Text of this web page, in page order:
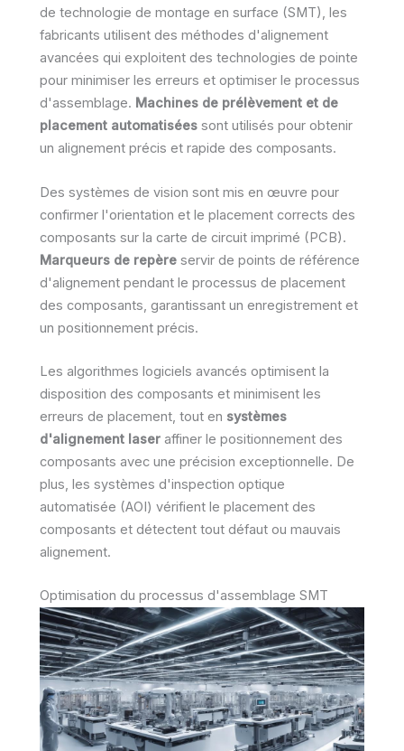
de technologie de montage en surface (SMT), les
fabricants utilisent des méthodes d'alignement
avancées qui exploitent des technologies de pointe
pour minimiser les erreurs et optimiser le processus
d'assemblage. Machines de prélèvement et de
placement automatisées sont utilisés pour obtenir
un alignement précis et rapide des composants.
Des systèmes de vision sont mis en œuvre pour
confirmer l'orientation et le placement corrects des
composants sur la carte de circuit imprimé (PCB).
Marqueurs de repère servir de points de référence
d'alignement pendant le processus de placement
des composants, garantissant un enregistrement et
un positionnement précis.
Les algorithmes logiciels avancés optimisent la
disposition des composants et minimisent les
erreurs de placement, tout en systèmes
d'alignement laser affiner le positionnement des
composants avec une précision exceptionnelle. De
plus, les systèmes d'inspection optique
automatisée (AOI) vérifient le placement des
composants et détectent tout défaut ou mauvais
alignement.
Optimisation du processus d'assemblage SMT